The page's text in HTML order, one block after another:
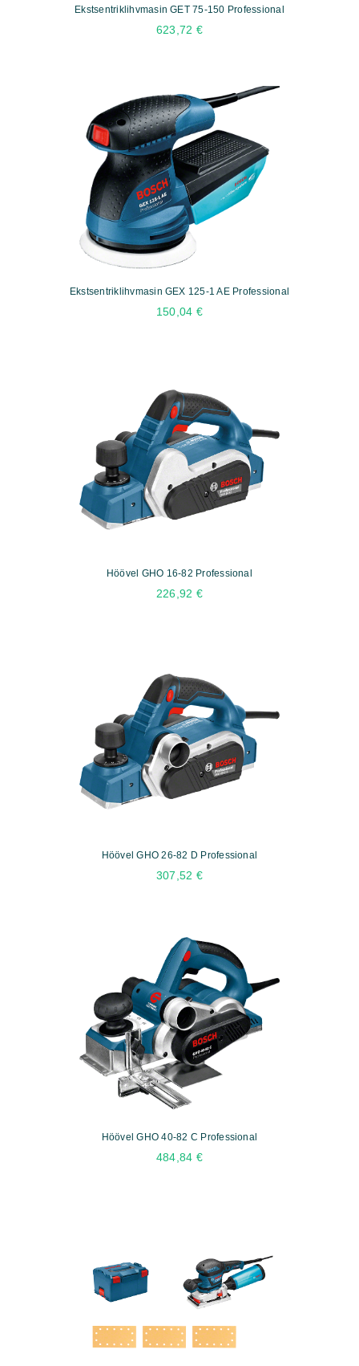
Ekstsentriklihvmasin GET 75-150 Professional
623,72 €
Ekstsentriklihvmasin GEX 125-1 AE Professional
150,04 €
Höövel GHO 16-82 Professional
226,92 €
Höövel GHO 26-82 D Professional
307,52 €
Höövel GHO 40-82 C Professional
484,84 €